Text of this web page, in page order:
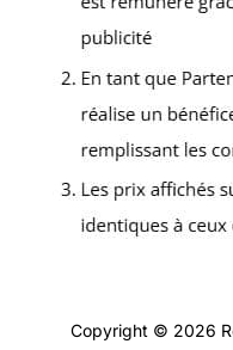
Copyright © 2026